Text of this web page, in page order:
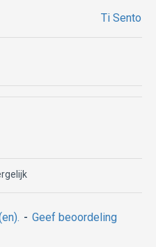
Ti Sento
- Geef beoordeling